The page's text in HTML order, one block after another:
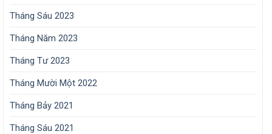
Tháng Sáu 2023
Tháng Năm 2023
Tháng Tư 2023
Tháng Mười Một 2022
Tháng Bảy 2021
Tháng Sáu 2021